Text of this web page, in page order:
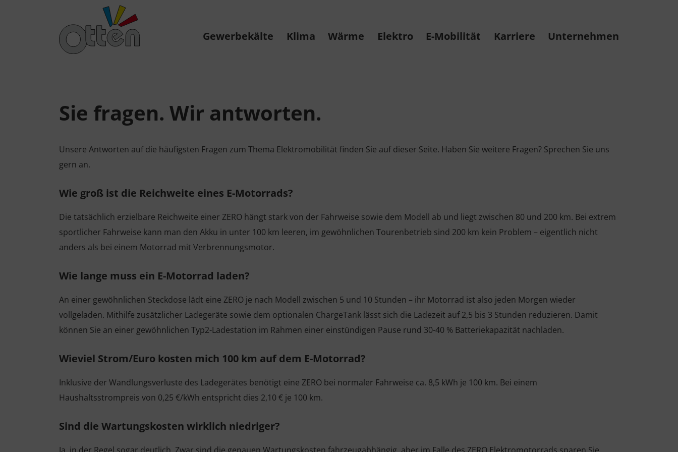
Gewerbekälte Klima Wärme Elektro E-Mobilität Karriere Unternehmen
Sie fragen. Wir antworten.
Unsere Antworten auf die häufigsten Fragen zum Thema Elektromobilität finden Sie auf dieser Seite. Haben Sie weitere Fragen? Sprechen Sie uns
gern an.
Wie groß ist die Reichweite eines E-Motorrads?
Die tatsächlich erzielbare Reichweite einer ZERO hängt stark von der Fahrweise sowie dem Modell ab und liegt zwischen 80 und 200 km. Bei extrem
sportlicher Fahrweise kann man den Akku in unter 100 km leeren, im gewöhnlichen Tourenbetrieb sind 200 km kein Problem – eigentlich nicht
anders als bei einem Motorrad mit Verbrennungsmotor.
Wie lange muss ein E-Motorrad laden?
An einer gewöhnlichen Steckdose lädt eine ZERO je nach Modell zwischen 5 und 10 Stunden – ihr Motorrad ist also jeden Morgen wieder
vollgeladen. Mithilfe zusätzlicher Ladegeräte sowie dem optionalen ChargeTank lässt sich die Ladezeit auf 2,5 bis 3 Stunden reduzieren. Damit
können Sie an einer gewöhnlichen Typ2-Ladestation im Rahmen einer einstündigen Pause rund 30-40 % Batteriekapazität nachladen.
Wieviel Strom/Euro kosten mich 100 km auf dem E-Motorrad?
Inklusive der Wandlungsverluste des Ladegerätes benötigt eine ZERO bei normaler Fahrweise ca. 8,5 kWh je 100 km. Bei einem
Haushaltsstrompreis von 0,25 €/kWh entspricht dies 2,10 € je 100 km.
Sind die Wartungskosten wirklich niedriger?